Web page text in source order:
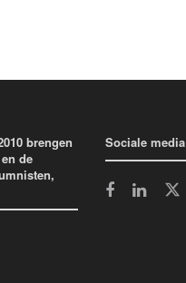
brengen
de
Sociale media